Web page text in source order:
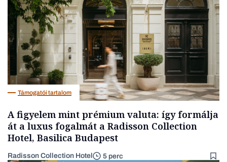
Támogatói tartalom
A figyelem mint prémium valuta: így formálja
át a luxus fogalmát a Radisson Collection
Hotel, Basilica Budapest
Radisson Collection Hotel 5 perc